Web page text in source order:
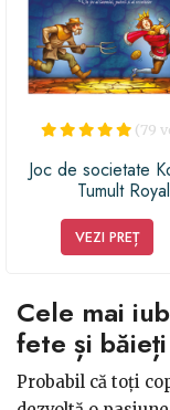
(79
Joc de societate
Tumult Royal
VEZI PREȚ
Cele mai
fete și
Probabil că toți